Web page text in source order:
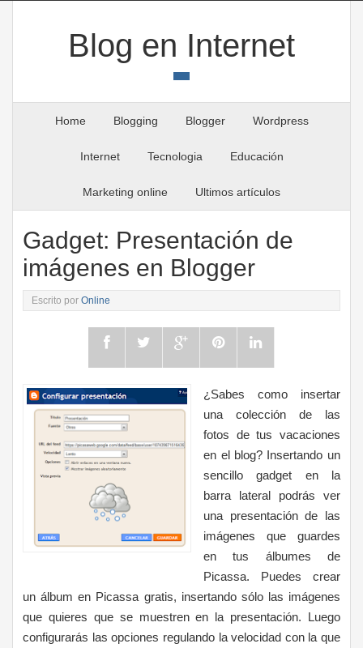
Blog en Internet
Home Blogging Blogger Wordpress
Internet Tecnologia Educación
Marketing online Ultimos artículos
Gadget: Presentación de
imágenes en Blogger
Escrito porOnline
¿Sabes como insertar
una colección de las
fotos de tus vacaciones
en el blog? Insertando un
sencillo gadget en la
barra lateral podrás ver
una presentación de las
imágenes que guardes
en tus álbumes de
Picassa. Puedes crear
un álbum en Picassa gratis, insertando sólo las imágenes
que quieres que se muestren en la presentación. Luego
configurarás las opciones regulando la velocidad con la que